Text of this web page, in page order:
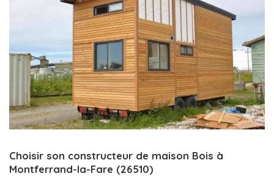
Choisir son constructeur de maison Bois à
Montferrand-la-Fare (26510)